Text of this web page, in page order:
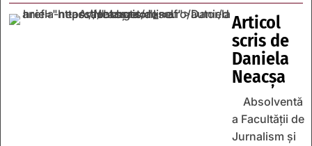
Articol
scris de
Daniela
Neacșa
Absolventă
a Facultății de
Jurnalism și